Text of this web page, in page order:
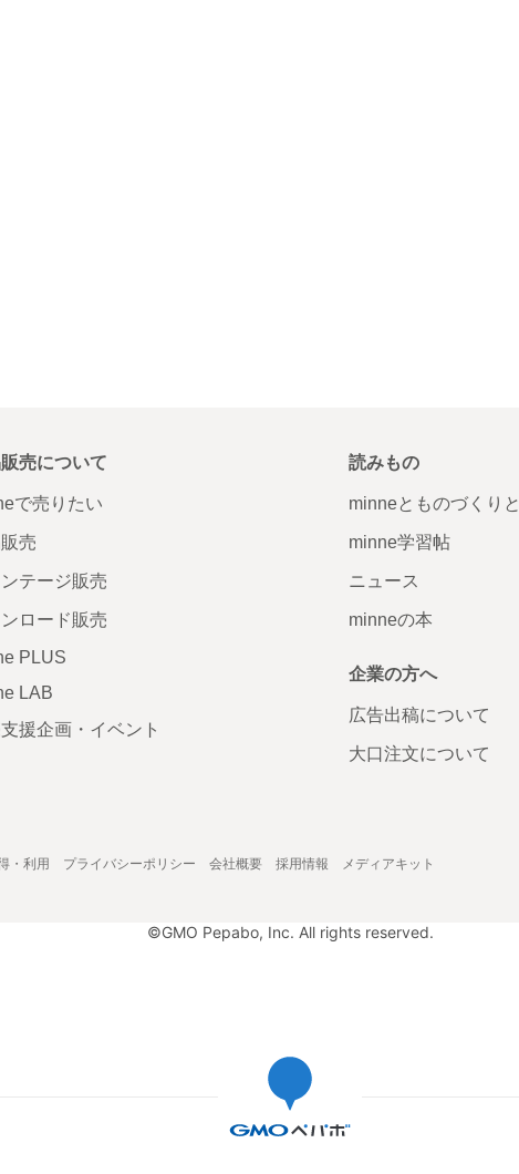
売について
で売りたい
売
テージ販売
ロード販売
PLUS
LAB
援企画・イベント
読みもの
minneとものづくりと
minne学習帖
ニュース
minneの本
企業の方へ
広告出稿について
大口注文について
・利用 プライバシーポリシー 会社概要 採用情報 メディアキット
©GMO Pepabo, Inc. All rights reserved.